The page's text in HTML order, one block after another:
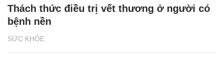
SỨC KHỎE
Thách thức điều trị vết thương ở người có
bệnh nền